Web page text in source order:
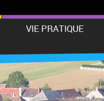
VIE PRATIQUE